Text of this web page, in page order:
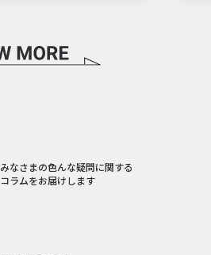
みなさまの色んな疑問に関する
コラムをお届けします